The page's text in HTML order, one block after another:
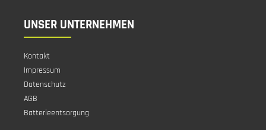
UNSER UNTERNEHMEN
Kontakt
Impressum
Datenschutz
AGB
Batterieentsorgung